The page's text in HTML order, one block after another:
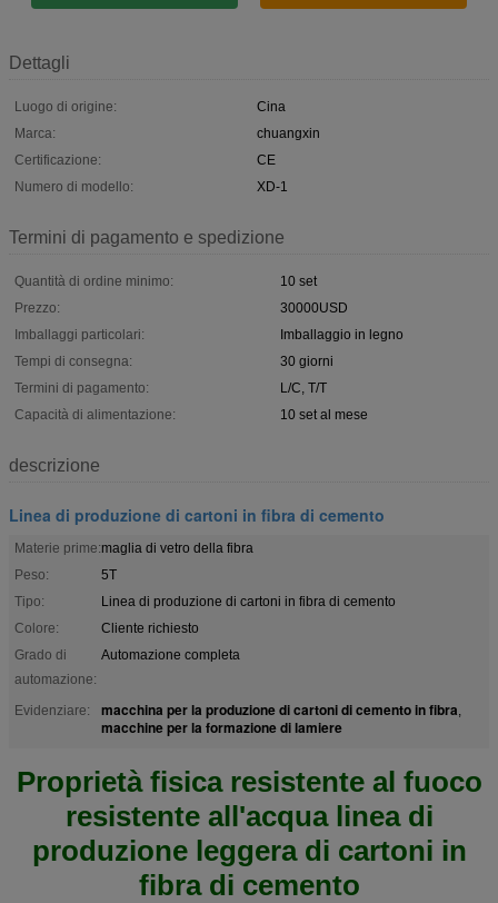
Dettagli
Luogo di origine:
Cina
Marca:
chuangxin
Certificazione:
CE
Numero di modello:
XD-1
Termini di pagamento e spedizione
Quantità di ordine minimo:
10 set
Prezzo:
30000USD
Imballaggi particolari:
Imballaggio in legno
Tempi di consegna:
30 giorni
Termini di pagamento:
L/C, T/T
Capacità di alimentazione:
10 set al mese
descrizione
Linea di produzione di cartoni in fibra di cemento
Materie prime:maglia di vetro della fibra
Peso:
5T
Tipo:
Linea di produzione di cartoni in fibra di cemento
Colore:
Cliente richiesto
Grado di
automazione:
Automazione completa
Evidenziare: macchina per la produzione di cartoni di cemento in fibra,
macchine per la formazione di lamiere
Proprietà fisica resistente al fuoco
resistente all'acqua linea di
produzione leggera di cartoni in
fibra di cemento